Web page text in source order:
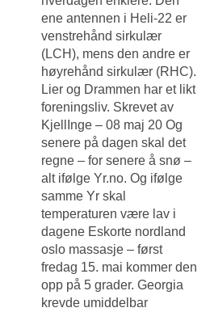
ene antennen i Heli-22 er
venstrehånd sirkulær
(LCH), mens den andre er
høyrehånd sirkulær (RHC).
Lier og Drammen har et likt
foreningsliv. Skrevet av
KjellInge – 08 maj 20 Og
senere på dagen skal det
regne – for senere å snø –
alt ifølge Yr.no. Og ifølge
samme Yr skal
temperaturen være lav i
dagene Eskorte nordland
oslo massasje – først
fredag 15. mai kommer den
opp på 5 grader. Georgia
krevde umiddelbar